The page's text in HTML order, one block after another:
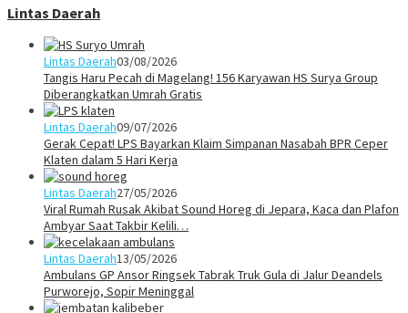
Lintas Daerah
Lintas Daerah03/08/2026
Tangis Haru Pecah di Magelang! 156 Karyawan HS Surya Group
Diberangkatkan Umrah Gratis
Lintas Daerah09/07/2026
Gerak Cepat! LPS Bayarkan Klaim Simpanan Nasabah BPR Ceper
Klaten dalam 5 Hari Kerja
Lintas Daerah27/05/2026
Viral Rumah Rusak Akibat Sound Horeg di Jepara, Kaca dan Plafon
Ambyar Saat Takbir Kelili…
Lintas Daerah13/05/2026
Ambulans GP Ansor Ringsek Tabrak Truk Gula di Jalur Deandels
Purworejo, Sopir Meninggal